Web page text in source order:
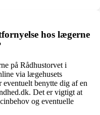
hos lægerne
på Rådhustorvet i
via lægehusets
benytte dig af en
Det er vigtigt at
og eventuelle